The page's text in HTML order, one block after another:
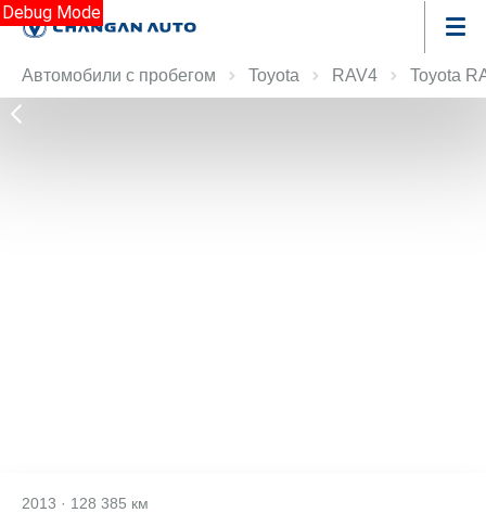
Debug Mode
Автомобили с пробегом Toyota RAV4 Toyota
2013 · 128 385 км